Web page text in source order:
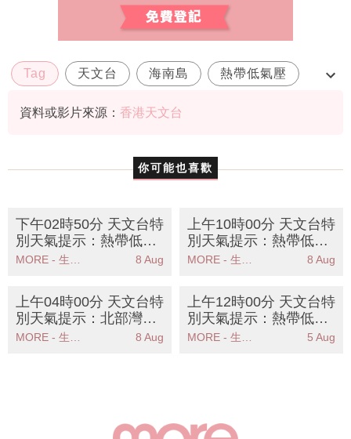
Tag 天文台 海南島 熱帶低氣壓
路徑
資料或影片來源： 香港天文台
你可能也喜歡
下午02時50分 天文台特
別天氣提示：熱帶低氣
壓登陸海南島天文台密
8 Aug
上午10時00分 天文台特
別天氣提示：熱帶低氣
壓對香港威脅不大一號
8 Aug
上午04時00分 天文台特
別天氣提示：北部灣熱
帶低氣壓對香港威脅不
MORE - 生活品味 8 Aug
上午12時00分 天文台特
別天氣提示：熱帶低氣
壓對本港威脅不大未來
MORE - 生活品味 5 Aug